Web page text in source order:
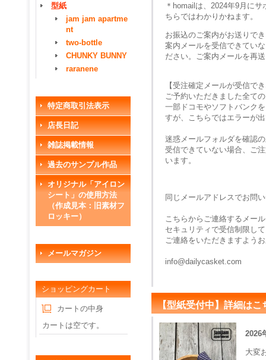
型紙
jam jam apartme
nt
two-bottle
CHUNKY BUNNY
raranene
特定商取引法表示
店長日記
雑誌掲載情報
過去のサンプル作品
オリジナル「アイロン
シート」の使用方法
（作成見本：旧素材フ
ロッキー）
メールマガジン
ショッピングカート
カートの中身
カートは空です。
＊homailは、2024年9月に
ちらではわかりかねます。
お振込のご案内がお送りで
案内メールを受信できてい
ださい。ご案内メールを再
【受注確定メールが受信で
ご予約いただきました全て
一部ドコモやソフトバンク
すが、こちらではエラーが
迷惑メールフォルダを確認
受信できていない場合、ご
います。
同じメールアドレスでお問
こちらからご連絡するメー
セキュリティで受信制限し
ご連絡をいただきますよう
info@dailycasket.com
【型紙受付中】詳細はこ
2026
大変